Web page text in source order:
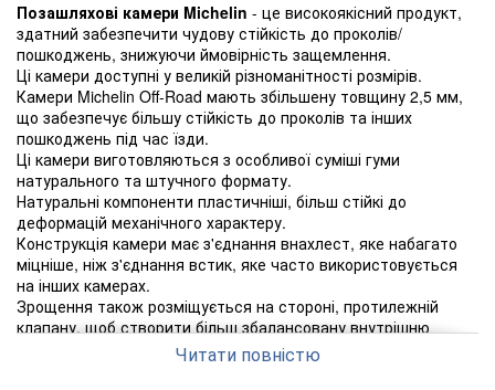
Позашляхові камери Michelin - це високоякісний продукт,
здатний забезпечити чудову стійкість до проколів/
пошкоджень, знижуючи ймовірність защемлення.
Ці камери доступні у великій різноманітності розмірів.
Камери Michelin Off-Road мають збільшену товщину 2,5 мм,
що забезпечує більшу стійкість до проколів та інших
пошкоджень під час їзди.
Ці камери виготовляються з особливої суміші гуми
натурального та штучного формату.
Натуральні компоненти пластичніші, більш стійкі до
деформацій механічного характеру.
Конструкція камери має з'єднання внахлест, яке набагато
міцніше, ніж з'єднання встик, яке часто використовується
на інших камерах.
Зрощення також розміщується на стороні, протилежній
клапану, щоб створити більш збалансовану внутрішню
Читати повністю